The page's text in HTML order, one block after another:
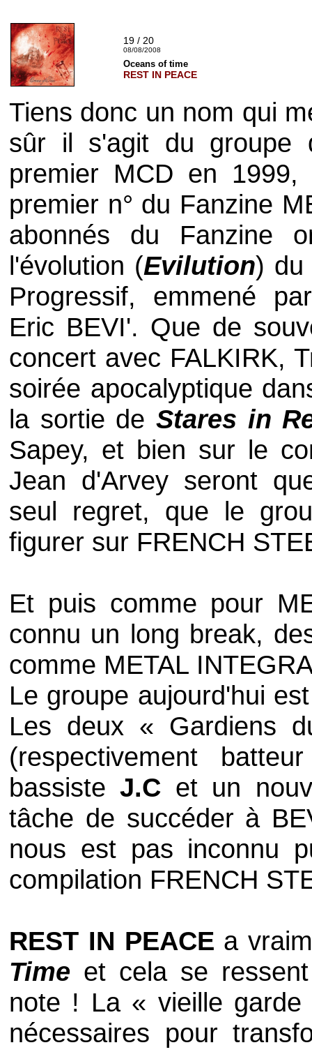
19 / 20
08/08/2008
Oceans of time
REST IN PEACE
Tiens donc un nom qui
sûr il s'agit du groupe
premier MCD en
premier n° du Fanzine
abonnés du Fanzine
l'évolution (Evilution) du
Progressif, emmené
Eric BEVI'. Que de
concert avec FALKIRK,
soirée apocalyptique
la sortie de Stares in
Sapey, et bien sur le
Jean d'Arvey seront
seul regret, que le
figurer sur FRENCH
Et puis comme pour
connu un long break,
comme METAL
Le groupe aujourd'hui
Les deux « Gardiens
(respectivement
bassisteJ.C et un
tâche de succéder à
nous est pas inconnu
compilation FRENCH
REST IN PEACE a
Time et cela se
note ! La « vieille
nécessaires pour